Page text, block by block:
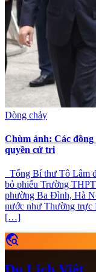
Dòng chảy
Chùm ảnh: Các
quyền cử tri
Tổng Bí thư Tô Lâm
bỏ phiếu Trường
phường Ba Đình, Hà
nước như Thường trực
[…]
travel_explore